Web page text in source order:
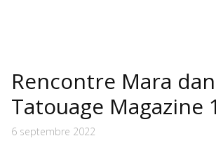
Rencontre Mara
Tatouage Magazine
6 septembre 2022